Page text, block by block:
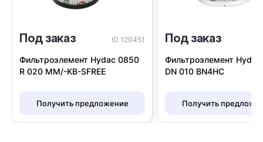
Под заказ ID 120451
Фильтроэлемент Hydac 0850
R 020 MM/-KB-SFREE
Получить предложение
Под заказ
Фильтроэлемент
DN 010 BN4HC
Получить